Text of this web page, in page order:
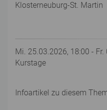
Klosterneuburg-St. Martin
Mi. 25.03.2026, 18:00 -
Kurstage
Infoartikel zu diesem